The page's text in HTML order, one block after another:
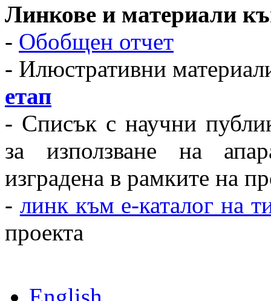
Линкове и материали
- Обобщен отчет
- Илюстративни
етап
- Списък с научни
за използване на
изградена в рамките на
- линк към е-каталог на
проекта